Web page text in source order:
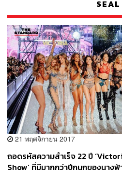
SEAL
21 พฤศจิกายน 2017
ถอดรหัสความสำเร็จ 22 ปี
Show’ ที่มีมากกว่าปีกนกของนางฟ้